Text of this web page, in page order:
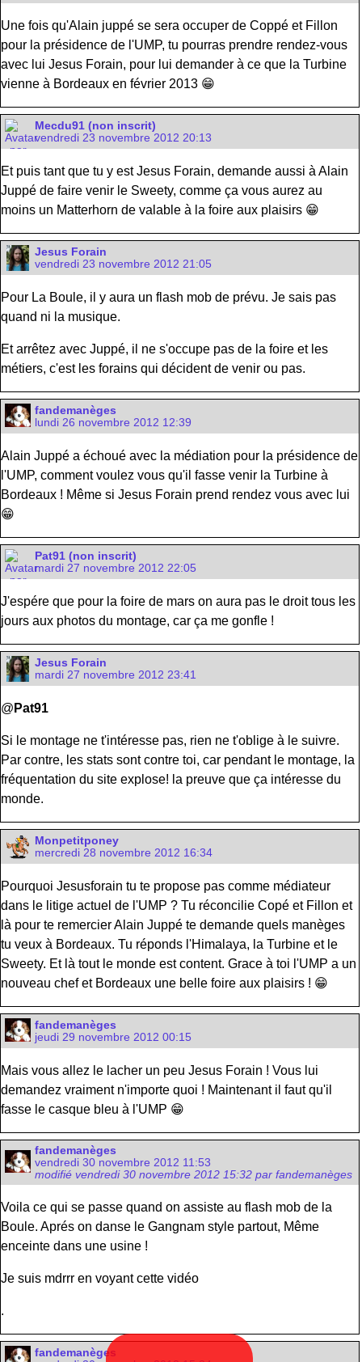
Une fois qu'Alain juppé se sera occuper de Coppé et Fillon
pour la présidence de l'UMP, tu pourras prendre rendez-vous
avec lui Jesus Forain, pour lui demander à ce que la Turbine
vienne à Bordeaux en février 2013 😁
Mecdu91 (non inscrit)
vendredi 23 novembre 2012 20:13
Et puis tant que tu y est Jesus Forain, demande aussi à Alain
Juppé de faire venir le Sweety, comme ça vous aurez au
moins un Matterhorn de valable à la foire aux plaisirs 😁
Jesus Forain
vendredi 23 novembre 2012 21:05
Pour La Boule, il y aura un flash mob de prévu. Je sais pas
quand ni la musique.
Et arrêtez avec Juppé, il ne s'occupe pas de la foire et les
métiers, c'est les forains qui décident de venir ou pas.
fandemanèges
lundi 26 novembre 2012 12:39
Alain Juppé a échoué avec la médiation pour la présidence de
l'UMP, comment voulez vous qu'il fasse venir la Turbine à
Bordeaux ! Même si Jesus Forain prend rendez vous avec lui
😁
Pat91 (non inscrit)
mardi 27 novembre 2012 22:05
J'espére que pour la foire de mars on aura pas le droit tous les
jours aux photos du montage, car ça me gonfle !
Jesus Forain
mardi 27 novembre 2012 23:41
@ Pat91
Si le montage ne t'intéresse pas, rien ne t'oblige à le suivre.
Par contre, les stats sont contre toi, car pendant le montage, la
fréquentation du site explose! la preuve que ça intéresse du
monde.
Monpetitponey
mercredi 28 novembre 2012 16:34
Pourquoi Jesusforain tu te propose pas comme médiateur
dans le litige actuel de l'UMP ? Tu réconcilie Copé et Fillon et
là pour te remercier Alain Juppé te demande quels manèges
tu veux à Bordeaux. Tu réponds l'Himalaya, la Turbine et le
Sweety. Et là tout le monde est content. Grace à toi l'UMP a un
nouveau chef et Bordeaux une belle foire aux plaisirs ! 😁
fandemanèges
jeudi 29 novembre 2012 00:15
Mais vous allez le lacher un peu Jesus Forain ! Vous lui
demandez vraiment n'importe quoi ! Maintenant il faut qu'il
fasse le casque bleu à l'UMP 😁
fandemanèges
vendredi 30 novembre 2012 11:53
modifié vendredi 30 novembre 2012 15:32 par fandemanèges
Voila ce qui se passe quand on assiste au flash mob de la
Boule. Aprés on danse le Gangnam style partout, Même
enceinte dans une usine !
Je suis mdrrr en voyant cette vidéo
.
fandemanèges